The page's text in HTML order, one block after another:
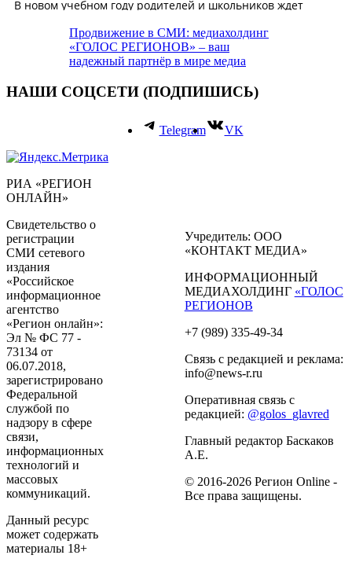
Продвижение в СМИ: медиахолдинг
«ГОЛОС РЕГИОНОВ» – ваш
надежный партнёр в мире медиа
НАШИ СОЦСЕТИ (ПОДПИШИСЬ)
Telegram VK
РИА «РЕГИОН
ОНЛАЙН»
Свидетельство о
регистрации
СМИ сетевого
издания
«Российское
информационное
агентство
«Регион онлайн»:
Эл № ФС 77 -
73134 от
06.07.2018,
зарегистрировано
Федеральной
службой по
надзору в сфере
связи,
информационных
технологий и
массовых
коммуникаций.
Данный ресурс
может содержать
материалы 18+
Учредитель: ООО
«КОНТАКТ МЕДИА»
ИНФОРМАЦИОННЫЙ
МЕДИАХОЛДИНГ «ГОЛОС
РЕГИОНОВ
+7 (989) 335-49-34
Связь с редакцией и реклама:
info@news-r.ru
Оперативная связь с
редакцией: @golos_glavred
Главный редактор Баскаков
А.Е.
© 2016-2026 Регион Online -
Все права защищены.